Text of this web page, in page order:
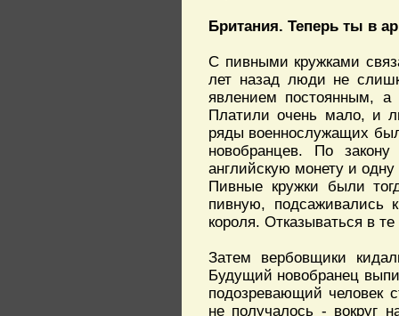
Британия. Теперь ты в
С пивными кружками
лет назад люди не
явлением постоянным, а
Платили очень мало, и
ряды военнослужащих
новобранцев. По
английскую монету и одну
Пивные кружки были
пивную, подсаживались
короля. Отказываться в
Затем вербовщики
Будущий новобранец
подозревающий человек
не получалось - вокруг